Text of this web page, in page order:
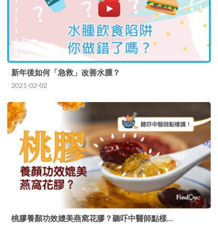
新年後如何「急救」改善水腫？
2021-02-02
桃膠養顏功效媲美燕窩花膠？聽吓中醫師點樣…